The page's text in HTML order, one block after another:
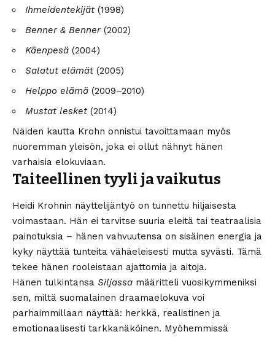
Ihmeidentekijät(1998)
Benner & Benner(2002)
Käenpesä (2004)
Salatut elämät(2005)
Helppo elämä (2009–2010)
Mustat lesket(2014)
Näiden kautta Krohn onnistui tavoittamaan myös
nuoremman yleisön, joka ei ollut nähnyt hänen
varhaisia elokuviaan.
Taiteellinen tyyli ja vaikutus
Heidi Krohnin näyttelijäntyö on tunnettu hiljaisesta
voimastaan. Hän ei tarvitse suuria eleitä tai teatraalisia
painotuksia – hänen vahvuutensa on sisäinen energia ja
kyky näyttää tunteita vähäeleisesti mutta syvästi. Tämä
tekee hänen rooleistaan ajattomia ja aitoja.
Hänen tulkintansa Siljassa määritteli vuosikymmeniksi
sen, miltä suomalainen draamaelokuva voi
parhaimmillaan näyttää: herkkä, realistinen ja
emotionaalisesti tarkkanäköinen. Myöhemmissä